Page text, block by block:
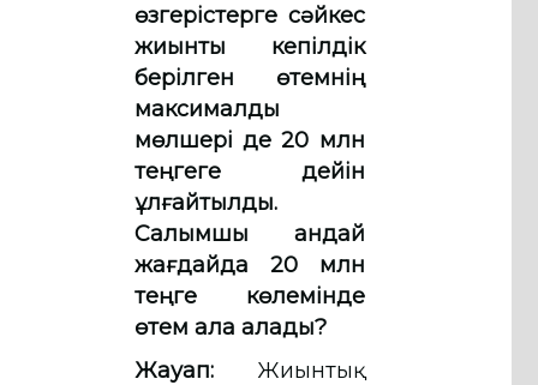
өзгерістерге сәйкес
жиынтық кепілдік
берілген өтемнің
максималды
мөлшері де 20 млн
теңгеге дейін
ұлғайтылды.
Салымшы қандай
жағдайда 20 млн
теңге көлемінде
өтем ала алады?
Жауап: Жиынтық